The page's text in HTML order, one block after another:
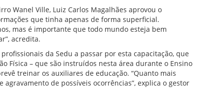
Wanel Ville, Luiz Carlos Magalhães aprovou o
que tinha apenas de forma superficial.
mas é importante que todo mundo esteja bem
acredita.
da Sedu a passar por esta capacitação, que
Física – que são instruídos nesta área durante o Ensino
treinar os auxiliares de educação. “Quanto mais
de possíveis ocorrências”, explica o gestor